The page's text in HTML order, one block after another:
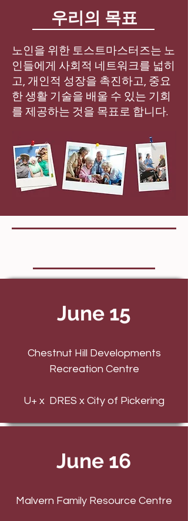
우리의 목표
노인을 위한 토스트마스터즈는 노
인들에게 사회적 네트워크를 넓히
고, 개인적 성장을 촉진하고, 중요
한 생활 기술을 배울 수 있는 기회
를 제공하는 것을 목표로 합니다.
June 15
Chestnut Hill Developments
Recreation Centre
U+ x DRES x City of Pickering
June 16
Malvern Family Resource Centre